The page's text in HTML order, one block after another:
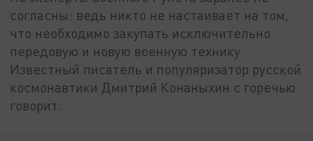
согласны: ведь никто не настаивает на том,
что необходимо закупать исключительно
передовую и новую военную технику.
Известный писатель и популяризатор русской
космонавтики Дмитрий Конаныхин с горечью
говорит: